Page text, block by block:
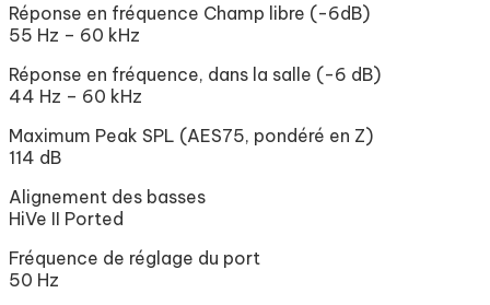
Réponse en fréquence Champ libre (-6dB)
55 Hz – 60 kHz
Réponse en fréquence, dans la salle (-6 dB)
44 Hz – 60 kHz
Maximum Peak SPL (AES75, pondéré en Z)
114 dB
Alignement des basses
HiVe II Ported
Fréquence de réglage du port
50 Hz